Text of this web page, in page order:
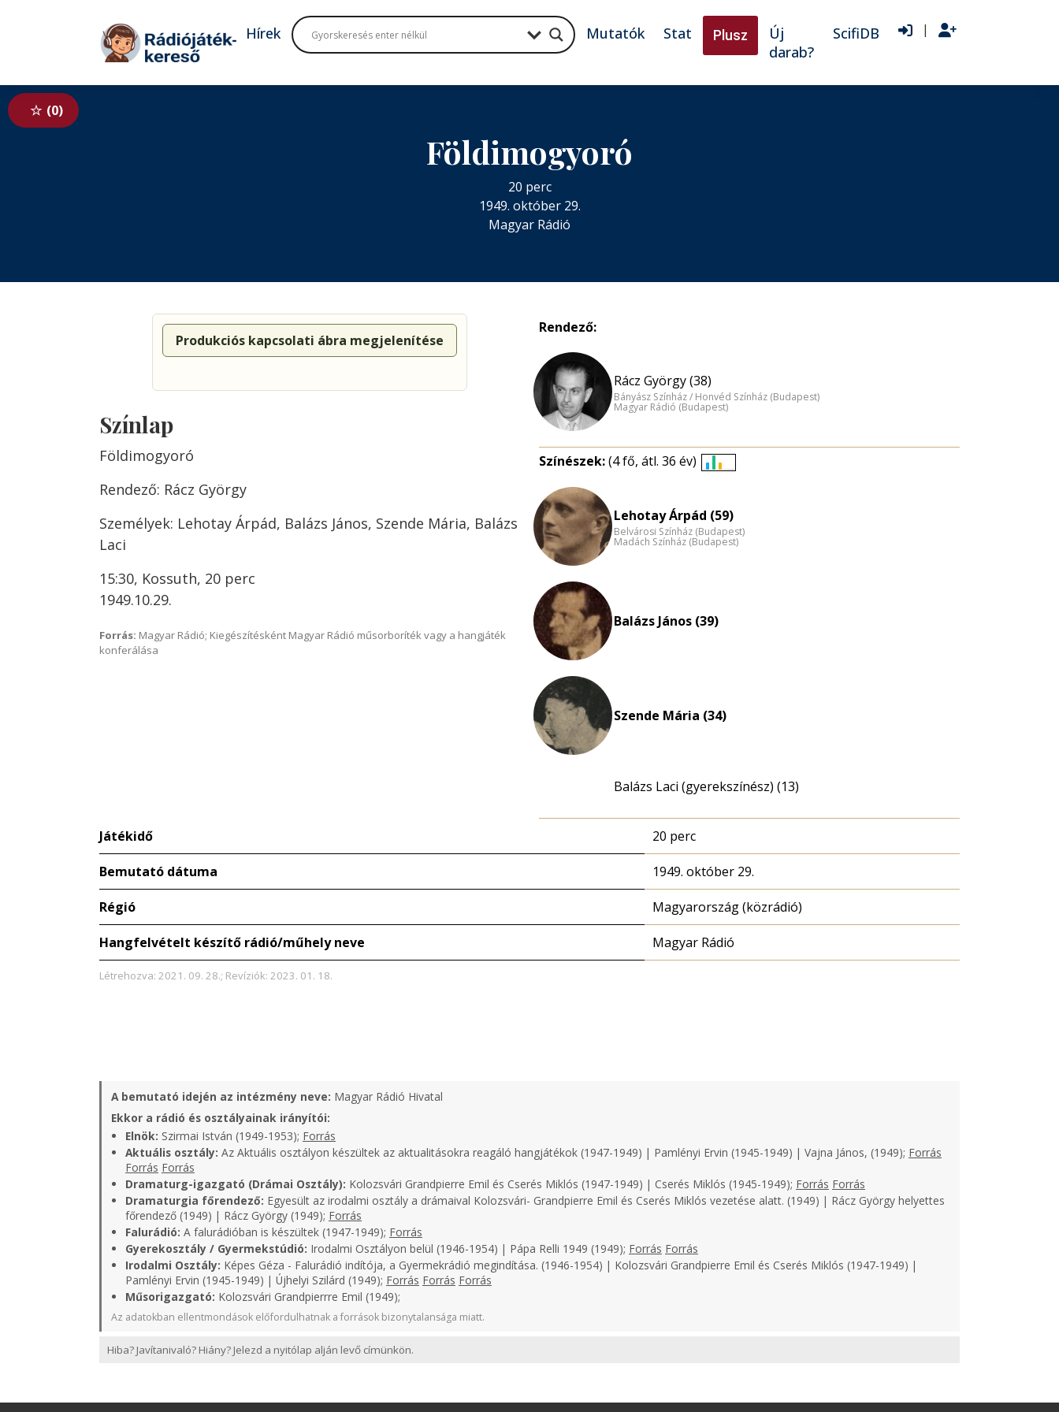
Tovább a tartalomhoz
Hírek Mutatók Stat Plusz
Új
darab?
ScifiDB |
0
Földimogyoró
20 perc
1949. október 29.
Magyar Rádió
Produkciós kapcsolati ábra megjelenítése
Színlap
Földimogyoró
Rendező: Rácz György
Személyek: Lehotay Árpád, Balázs János, Szende Mária, Balázs
Laci
15:30, Kossuth, 20 perc
1949.10.29.
Forrás: Magyar Rádió; Kiegészítésként Magyar Rádió műsorboríték vagy a hangjáték
konferálása
Rendező:
Rácz György (38)
Bányász Színház / Honvéd Színház (Budapest)
Magyar Rádió (Budapest)
Színészek:(4 fő, átl. 36 év)
nagyítása
Lehotay Árpád (59)
Belvárosi Színház (Budapest)
Madách Színház (Budapest)
Balázs János (39)
Szende Mária (34)
Balázs Laci (gyerekszínész) (13)
Játékidő 20 perc
Bemutató dátuma 1949. október 29.
Régió Magyarország (közrádió)
Hangfelvételt készítő rádió/műhely neve Magyar Rádió
Létrehozva: 2021. 09. 28.; Revíziók: 2023. 01. 18.
A bemutató idején az intézmény neve: Magyar Rádió Hivatal
Ekkor a rádió és osztályainak irányítói:
Elnök: Szirmai István (1949-1953); Forrás
Aktuális osztály: Az Aktuális osztályon készültek az aktualitásokra reagáló hangjátékok (1947-1949) | Pamlényi Ervin (1945-1949) | Vajna János, (1949); Forrás
Forrás Forrás
Dramaturg-igazgató (Drámai Osztály): Kolozsvári Grandpierre Emil és Cserés Miklós (1947-1949) | Cserés Miklós (1945-1949); Forrás Forrás
Dramaturgia főrendező: Egyesült az irodalmi osztály a drámaival Kolozsvári- Grandpierre Emil és Cserés Miklós vezetése alatt. (1949) | Rácz György helyettes
főrendező (1949) | Rácz György (1949); Forrás
Falurádió: A falurádióban is készültek (1947-1949); Forrás
Gyerekosztály / Gyermekstúdió: Irodalmi Osztályon belül (1946-1954) | Pápa Relli 1949 (1949); Forrás Forrás
Irodalmi Osztály: Képes Géza - Falurádió indítója, a Gyermekrádió megindítása. (1946-1954) | Kolozsvári Grandpierre Emil és Cserés Miklós (1947-1949) |
Pamlényi Ervin (1945-1949) | Újhelyi Szilárd (1949); Forrás Forrás Forrás
Műsorigazgató: Kolozsvári Grandpierrre Emil (1949);
Az adatokban ellentmondások előfordulhatnak a források bizonytalansága miatt.
Hiba? Javítanivaló? Hiány? Jelezd a nyitólap alján levő címünkön.